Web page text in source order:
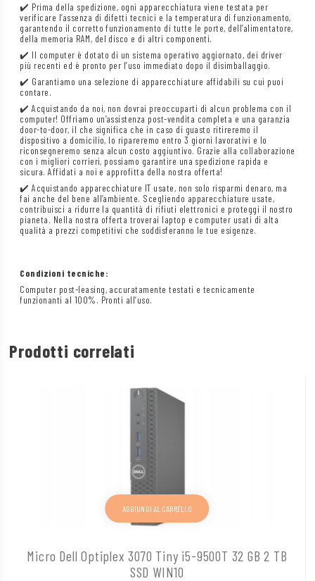
✔️ Prima della spedizione, ogni apparecchiatura viene testata per
verificare l’assenza di difetti tecnici e la temperatura di funzionamento,
garantendo il corretto funzionamento di tutte le porte, dell’alimentatore,
della memoria RAM, del disco e di altri componenti.
✔️ Il computer è dotato di un sistema operativo aggiornato, dei driver
più recenti ed è pronto per l’uso immediato dopo il disimballaggio.
✔️ Garantiamo una selezione di apparecchiature affidabili su cui puoi
contare.
✔️ Acquistando da noi, non dovrai preoccuparti di alcun problema con il
computer! Offriamo un’assistenza post-vendita completa e una garanzia
door-to-door, il che significa che in caso di guasto ritireremo il
dispositivo a domicilio, lo ripareremo entro 3 giorni lavorativi e lo
riconsegneremo senza alcun costo aggiuntivo. Grazie alla collaborazione
con i migliori corrieri, possiamo garantire una spedizione rapida e
sicura. Affidati a noi e approfitta della nostra offerta!
✔️ Acquistando apparecchiature IT usate, non solo risparmi denaro, ma
fai anche del bene all’ambiente. Scegliendo apparecchiature usate,
contribuisci a ridurre la quantità di rifiuti elettronici e proteggi il nostro
pianeta. Nella nostra offerta troverai laptop e computer usati di alta
qualità a prezzi competitivi che soddisferanno le tue esigenze.
Condizioni tecniche:
Computer post-leasing, accuratamente testati e tecnicamente
funzionanti al 100%. Pronti all’uso.
Prodotti correlati
Micro Dell Optiplex 3070 Tiny i5-9500T 32 GB 2 TB
SSD WIN10
AGGIUNGI AL CARRELLO